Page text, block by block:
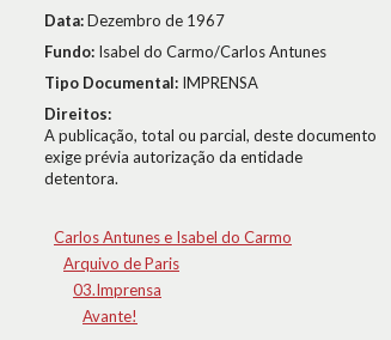
Data:Dezembro de 1967
Fundo: Isabel do Carmo/Carlos Antunes
Tipo Documental: IMPRENSA
Direitos:
A publicação, total ou parcial, deste documento
exige prévia autorização da entidade
detentora.
Carlos Antunes e Isabel do Carmo
Arquivo de Paris
03.Imprensa
Avante!